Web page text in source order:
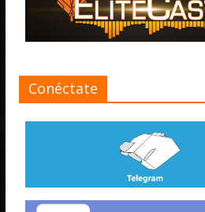
Conéctate